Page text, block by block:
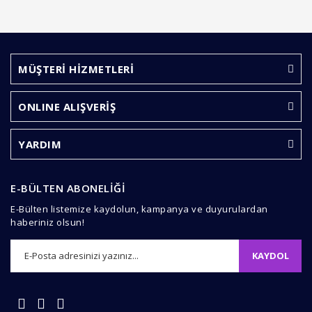
MÜŞTERİ HİZMETLERİ
ONLINE ALIŞVERİŞ
YARDIM
E-BÜLTEN ABONELİĞİ
E-Bülten listemize kaydolun, kampanya ve duyurulardan
haberiniz olsun!
KAYDOL